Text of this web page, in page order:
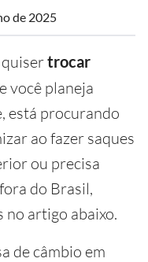
de 2025
quisertrocar
você planeja
está procurando
ao fazer saques
ou precisa
do Brasil,
no artigo abaixo.
de câmbio em